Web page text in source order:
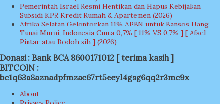
Pemerintah Israel Resmi Hentikan dan Hapus Kebijakan
Subsidi KPR Kredit Rumah & Apartemen (2026)
Afrika Selatan Gelontorkan 11% APBN untuk Bansos Uang
Tunai Murni, Indonesia Cuma 0,7% [ 11% VS 0,7% ] [ Afsel
Pintar atau Bodoh sih ] (2026)
Donasi : Bank BCA 8600171012 [ terima kasih ]
BITCOIN :
bc1q63a8aznadpfmzac67rt5eeyl4gsg6qq2r3mc9x
About